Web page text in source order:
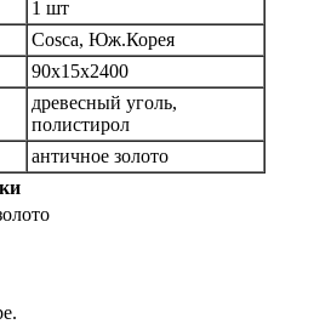
1 шт
Cosca, Юж.Корея
90х15х2400
древесный уголь,
полистирол
античное золото